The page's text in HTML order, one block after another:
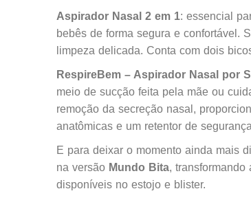
Aspirador Nasal 2 em 1: essencial
bebês de forma segura e confortável.
limpeza delicada. Conta com dois
RespireBem – Aspirador Nasal por
meio de sucção feita pela mãe ou
remoção da secreção nasal,
anatômicas e um retentor de
E para deixar o momento ainda mais
na versão Mundo Bita,
disponíveis no estojo e blister.